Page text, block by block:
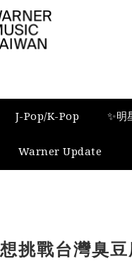
J-Pop/K-Pop ✨明
Warner Update
挑戰台灣臭豆